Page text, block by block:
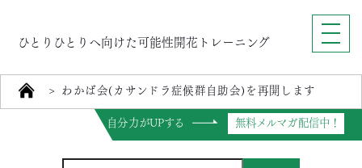
ひとりひとりへ向けた可能性開花トレーニング
> わかば会(カサンドラ症候群自助会)を再開します
自分力がUPする
無料メルマガ配信中！